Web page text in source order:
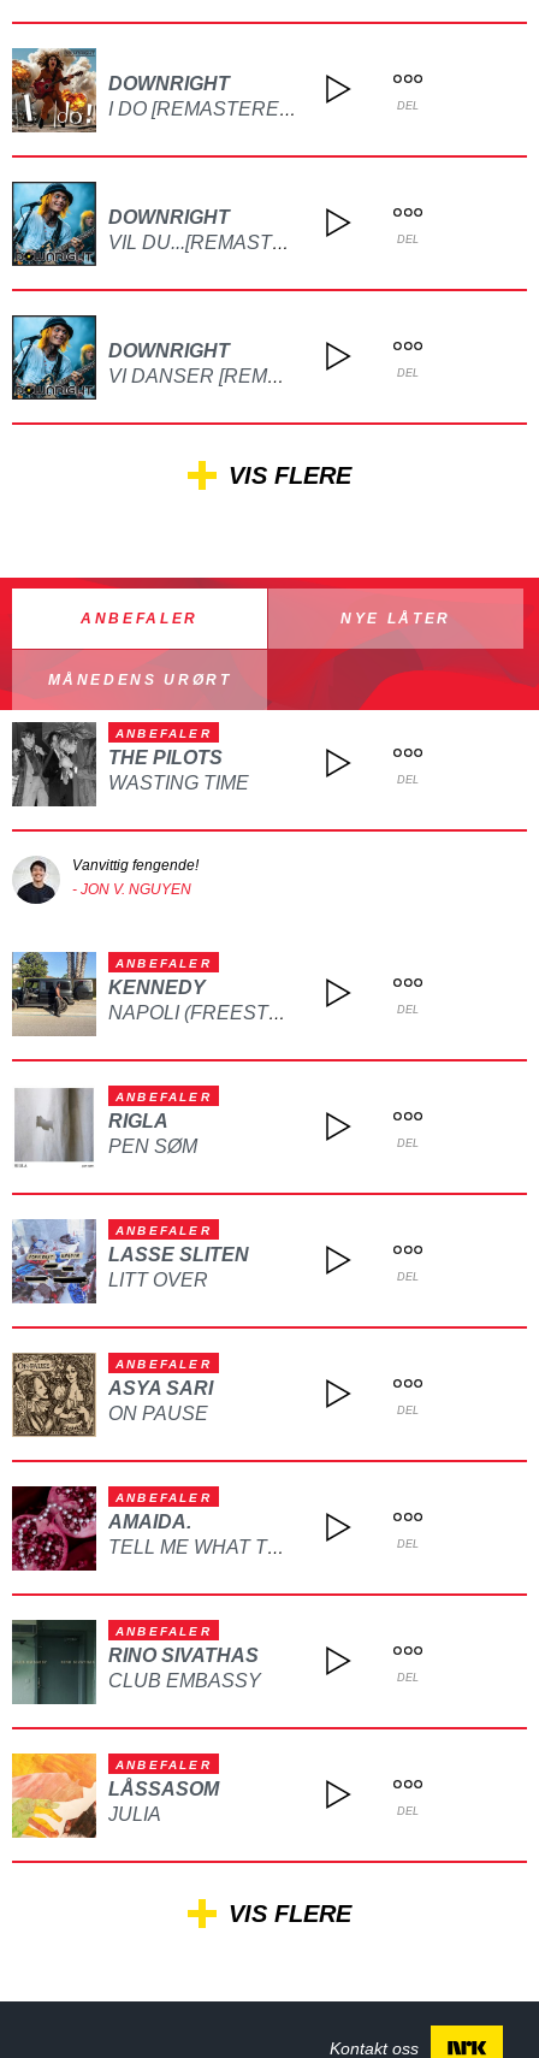
DOWNRIGHT
I DO [REMASTERED] DEL
DOWNRIGHT
VIL DU...[REMASTER] DEL
DOWNRIGHT
VI DANSER [REMAKE] DEL
VIS FLERE
ANBEFALER NYE LÅTER
MÅNEDENS URØRT
ANBEFALER
THE PILOTS
WASTING TIME
DEL
Vanvittig fengende!
- JON V. NGUYEN
ANBEFALER
KENNEDY
NAPOLI (FREESTYLE) DEL
ANBEFALER
RIGLA
PEN SØM
DEL
ANBEFALER
LASSE SLITEN
LITT OVER
DEL
ANBEFALER
ASYA SARI
ON PAUSE
DEL
ANBEFALER
AMAIDA.
TELL ME WHAT TO DO DEL
ANBEFALER
RINO SIVATHAS
CLUB EMBASSY
DEL
ANBEFALER
LÅSSASOM
JULIA
DEL
VIS FLERE
Kontakt oss